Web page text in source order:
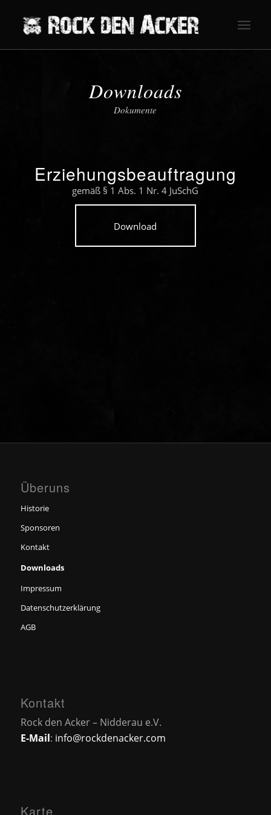
Downloads
Dokumente
Erziehungsbeauftragung
gemäß § 1 Abs. 1 Nr. 4 JuSchG
Download
Überuns
Historie
Sponsoren
Kontakt
Downloads
Impressum
Datenschutzerklärung
AGB
Kontakt
Rock den Acker – Nidderau e.V.
E-Mail: info@rockdenacker.com
Karte